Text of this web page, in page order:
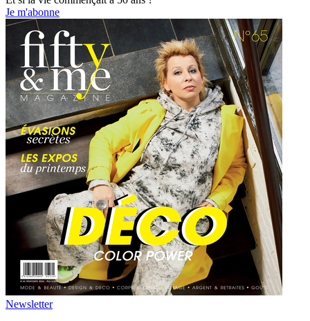
Je m'abonne
Newsletter